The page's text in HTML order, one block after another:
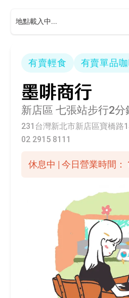
有賣輕食 有賣單品
墨啡商行
新店區 七張站步行2分
231台灣新北市新店區寶橋路
02 2915 8111
休息中 | 今日營業時間：